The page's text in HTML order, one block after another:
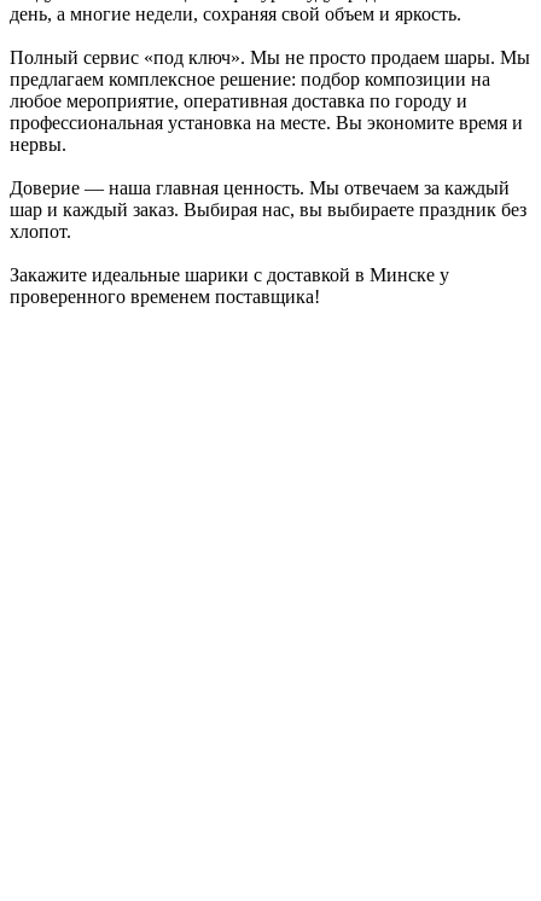
день, а многие недели, сохраняя свой объем и яркость.
Полный сервис «под ключ». Мы не просто продаем шары. Мы
предлагаем комплексное решение: подбор композиции на
любое мероприятие, оперативная доставка по городу и
профессиональная установка на месте. Вы экономите время и
нервы.
Доверие — наша главная ценность. Мы отвечаем за каждый
шар и каждый заказ. Выбирая нас, вы выбираете праздник без
хлопот.
Закажите идеальные шарики с доставкой в Минске у
проверенного временем поставщика!